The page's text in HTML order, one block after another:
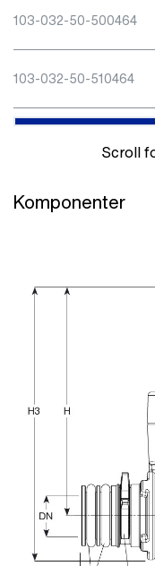
103-032-50-500464
103-032-50-510464
Scroll
Komponenter